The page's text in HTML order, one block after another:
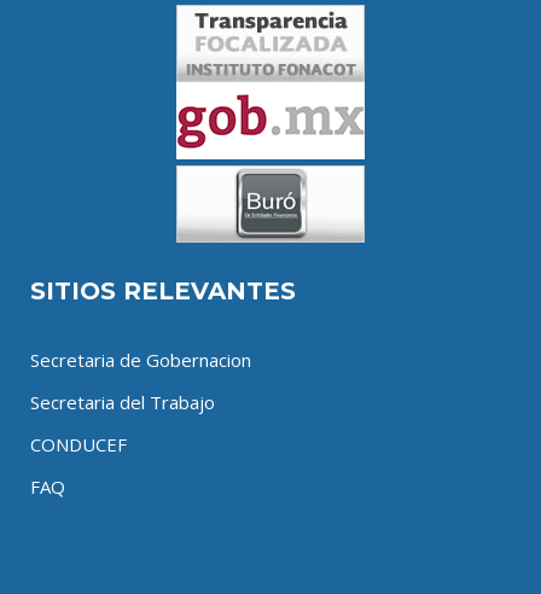
SITIOS RELEVANTES
Secretaria de Gobernacion
Secretaria del Trabajo
CONDUCEF
FAQ